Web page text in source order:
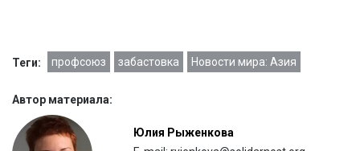
Теги: профсоюз забастовка Новости мира: Азия
Автор материала:
Юлия Рыженкова